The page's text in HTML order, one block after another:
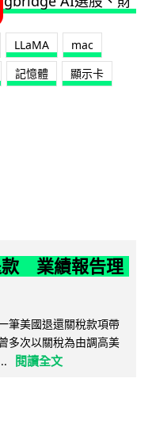
LLaMA
mac
記憶體 顯示卡
款 業績報告理
筆美國退還關稅款項帶
多次以關稅為由調高美
閱讀全文